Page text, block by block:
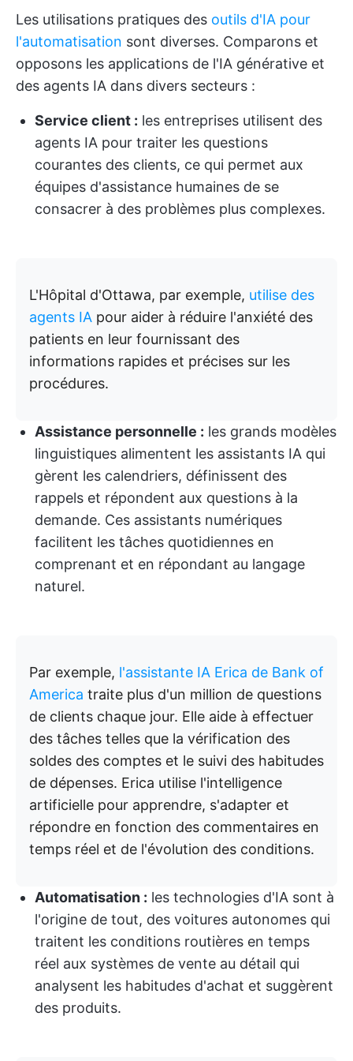
Les utilisations pratiques des outils d'IA pour
l'automatisation sont diverses. Comparons et
opposons les applications de l'IA générative et
des agents IA dans divers secteurs :
Service client : les entreprises utilisent des
agents IA pour traiter les questions
courantes des clients, ce qui permet aux
équipes d'assistance humaines de se
consacrer à des problèmes plus complexes.
L'Hôpital d'Ottawa, par exemple, utilise des
agents IA pour aider à réduire l'anxiété des
patients en leur fournissant des
informations rapides et précises sur les
procédures.
Assistance personnelle : les grands modèles
linguistiques alimentent les assistants IA qui
gèrent les calendriers, définissent des
rappels et répondent aux questions à la
demande. Ces assistants numériques
facilitent les tâches quotidiennes en
comprenant et en répondant au langage
naturel.
Par exemple, l'assistante IA Erica de Bank of
America traite plus d'un million de questions
de clients chaque jour. Elle aide à effectuer
des tâches telles que la vérification des
soldes des comptes et le suivi des habitudes
de dépenses. Erica utilise l'intelligence
artificielle pour apprendre, s'adapter et
répondre en fonction des commentaires en
temps réel et de l'évolution des conditions.
Automatisation : les technologies d'IA sont à
l'origine de tout, des voitures autonomes qui
traitent les conditions routières en temps
réel aux systèmes de vente au détail qui
analysent les habitudes d'achat et suggèrent
des produits.